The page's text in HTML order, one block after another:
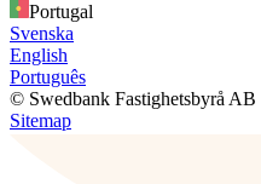
Portugal
Svenska
English
Português
© Swedbank Fastighetsbyrå AB
Sitemap